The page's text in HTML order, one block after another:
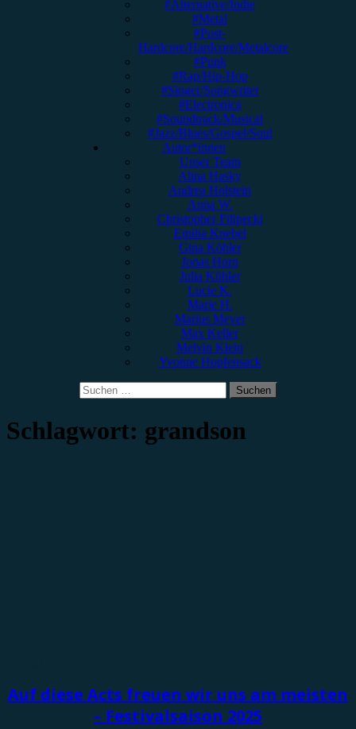
#Alternative/Indie
#Metal
#Post-
Hardcore/Hardcore/Metalcore
#Punk
#Rap/Hip-Hop
#Singer/Songwriter
#Electronica
#Soundtrack/Musical
#Jazz/Blues/Gospel/Soul
Autor*innen
Unser Team
Alina Hasky
Andrea Holstein
Anna W.
Christopher Filipecki
Emilia Knebel
Gina Köhler
Jonas Horn
Julia Köhler
Lucie K.
Marie H.
Marius Meyer
Max Keller
Melvin Klein
Yvonne Hopfensack
Suchen
nach:
Schlagwort: grandson
Auf diese Acts freuen wir uns am meisten
– Festivalsaison 2025